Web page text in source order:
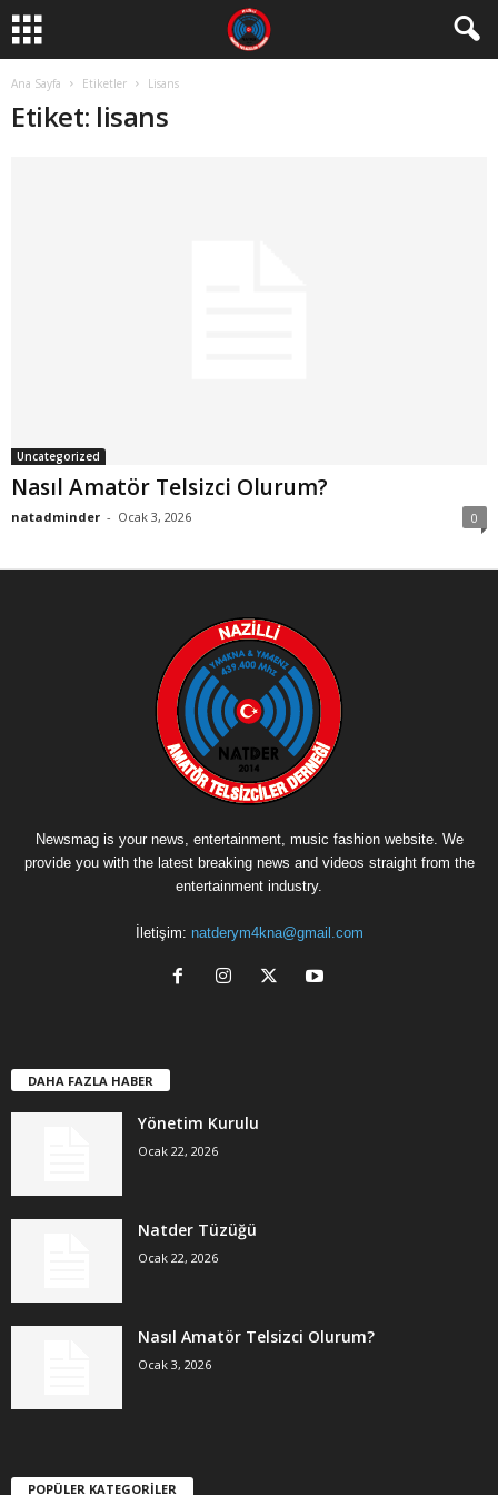
Ana Sayfa Etiketler Lisans
Etiket: lisans
Uncategorized
Nasıl Amatör Telsizci Olurum?
natadminder - Ocak 3, 2026 0
Newsmag is your news, entertainment, music fashion website. We
provide you with the latest breaking news and videos straight from the
entertainment industry.
İletişim: natderym4kna@gmail.com
DAHA FAZLA HABER
Yönetim Kurulu
Ocak 22, 2026
Natder Tüzüğü
Ocak 22, 2026
Nasıl Amatör Telsizci Olurum?
Ocak 3, 2026
POPÜLER KATEGORİLER